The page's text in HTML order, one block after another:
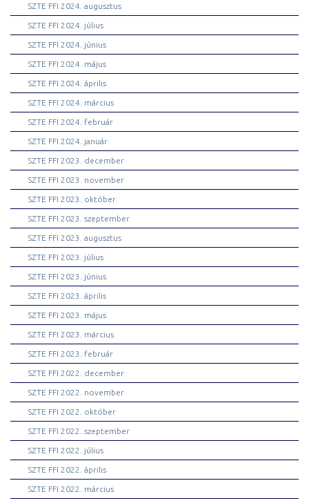
SZTE FFI 2024. augusztus
SZTE FFI 2024. július
SZTE FFI 2024. június
SZTE FFI 2024. május
SZTE FFI 2024. április
SZTE FFI 2024. március
SZTE FFI 2024. február
SZTE FFI 2024. január
SZTE FFI 2023. december
SZTE FFI 2023. november
SZTE FFI 2023. október
SZTE FFI 2023. szeptember
SZTE FFI 2023. augusztus
SZTE FFI 2023. július
SZTE FFI 2023. június
SZTE FFI 2023. április
SZTE FFI 2023. május
SZTE FFI 2023. március
SZTE FFI 2023. február
SZTE FFI 2022. december
SZTE FFI 2022. november
SZTE FFI 2022. október
SZTE FFI 2022. szeptember
SZTE FFI 2022. július
SZTE FFI 2022. április
SZTE FFI 2022. március